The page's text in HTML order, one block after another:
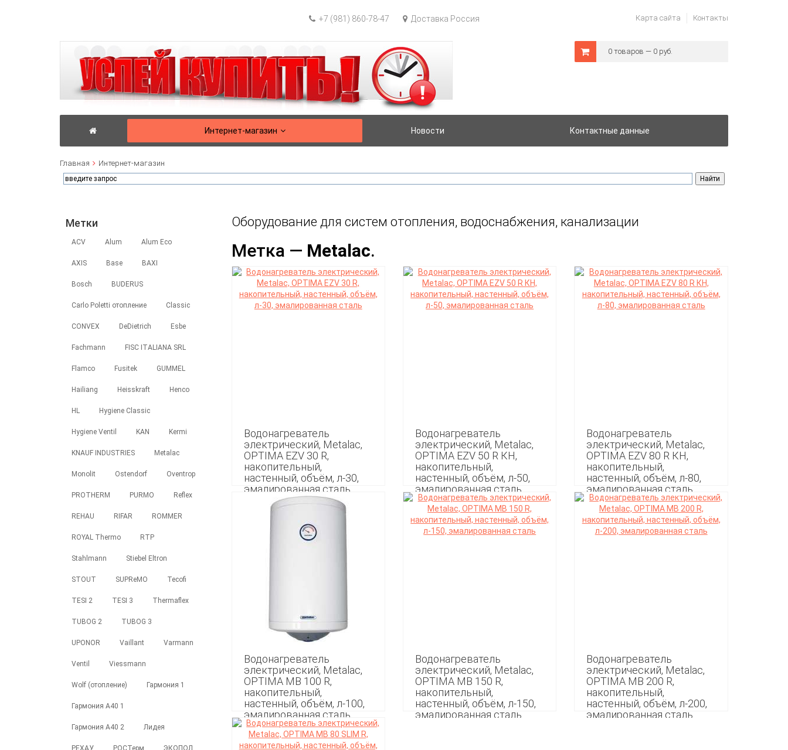
+7 (981) 860-78-47 Доставка Россия Карта сайта Контакты
0 товаров — 0 руб.
Интернет-магазин Новости Контактные данные
Главная Интернет-магазин
Метки
ACV Alum Alum Eco
AXIS Base BAXI
Bosch BUDERUS
Carlo Poletti отопление Classic
CONVEX DeDietrich Esbe
Fachmann FISC ITALIANA SRL
Flamco Fusitek GUMMEL
Hailiang Heisskraft Henco
HL Hygiene Classic
Hygiene Ventil KAN Kermi
KNAUF INDUSTRIES Metalac
Monolit Ostendorf Oventrop
PROTHERM PURMO Reflex
REHAU RIFAR ROMMER
ROYAL Thermo RTP
Stahlmann Stiebel Eltron
STOUT SUPReMO Tecofi
TESI 2 TESI 3 Thermaflex
TUBOG 2 TUBOG 3
UPONOR Vaillant Varmann
Ventil Viessmann
Wolf (отопление) Гармония 1
Гармония А40 1
Гармония А40 2 Лидея
РЕХАУ РОСТерм ЭКОПОЛ
Оборудование для систем отопления, водоснабжения, канализации
Метка — Metalac.
Водонагреватель
электрический, Metalac,
ОPTIMA EZV 30 R,
накопительный,
настенный, объём, л-30,
эмалированная сталь
Водонагреватель
электрический, Metalac,
ОPTIMA EZV 50 R КН,
накопительный,
настенный, объём, л-50,
эмалированная сталь
17 399
Водонагреватель
электрический, Metalac,
ОPTIMA EZV 80 R КН,
накопительный,
настенный, объём, л-80,
эмалированная сталь
19 649
Водонагреватель
электрический, Metalac,
ОPTIMA MB 100 R,
накопительный,
настенный, объём, л-100,
эмалированная сталь
27 449
Водонагреватель
электрический, Metalac,
ОPTIMA MB 150 R,
накопительный,
настенный, объём, л-150,
эмалированная сталь
Водонагреватель
электрический, Metalac,
ОPTIMA MB 200 R,
накопительный,
настенный, объём, л-200,
эмалированная сталь